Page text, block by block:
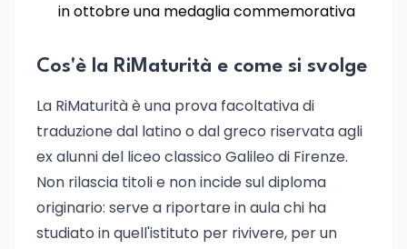
in ottobre una medaglia commemorativa
Cos'è la RiMaturità e come si svolge
La RiMaturità è una prova facoltativa di
traduzione dal latino o dal greco riservata agli
ex alunni del liceo classico Galileo di Firenze.
Non rilascia titoli e non incide sul diploma
originario: serve a riportare in aula chi ha
studiato in quell'istituto per rivivere, per un